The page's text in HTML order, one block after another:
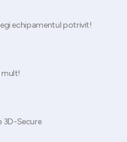
echipamentul potrivit!
mult!
3D-Secure